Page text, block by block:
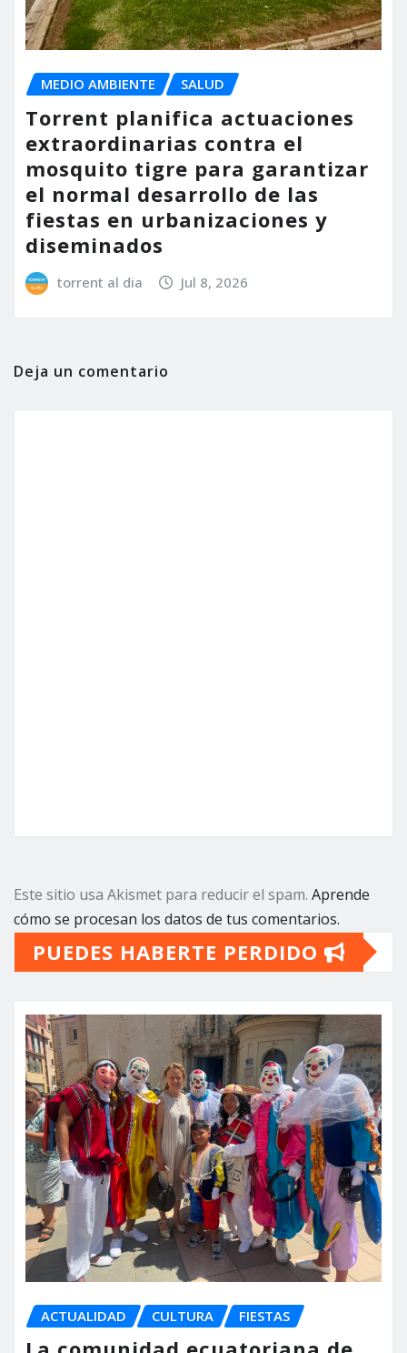
MEDIO AMBIENTE SALUD
Torrent planifica actuaciones
extraordinarias contra el
mosquito tigre para garantizar
el normal desarrollo de las
fiestas en urbanizaciones y
diseminados
torrent al dia Jul 8, 2026
Deja un comentario
Este sitio usa Akismet para reducir el spam. Aprende
cómo se procesan los datos de tus comentarios.
PUEDES HABERTE PERDIDO
ACTUALIDAD CULTURA FIESTAS